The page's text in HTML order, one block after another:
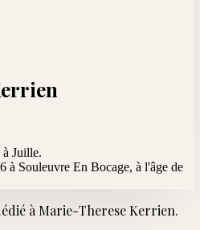
Juille.
à Souleuvre En Bocage, à l'âge de
à Marie-Therese Kerrien.